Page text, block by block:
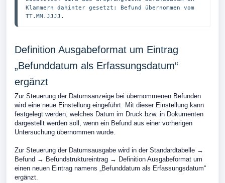
Klammern dahinter gesetzt: Befund übernommen vom
Definition Ausgabeformat um Eintrag
„Befunddatum als Erfassungsdatum“
ergänzt
Zur Steuerung der Datumsanzeige bei übernommenen Befunden
wird eine neue Einstellung eingeführt. Mit dieser Einstellung kann
festgelegt werden, welches Datum im Druck bzw. in Dokumenten
dargestellt werden soll, wenn ein Befund aus einer vorherigen
Untersuchung übernommen wurde.
Zur Steuerung der Datumsausgabe wird in der Standardtabelle →
Befund → Befundstruktureintrag → Definition Ausgabeformat um
einen neuen Eintrag namens „Befunddatum als Erfassungsdatum“
ergänzt.